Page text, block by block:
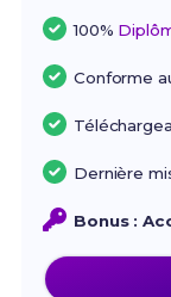
100%
Conforme
Dernière
Bonus :